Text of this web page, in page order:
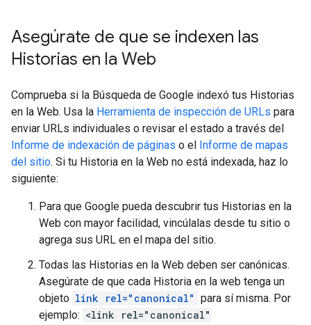
Asegúrate de que se indexen las
Historias en la Web
Comprueba si la Búsqueda de Google indexó tus Historias
en la Web. Usa la Herramienta de inspección de URLs para
enviar URLs individuales o revisar el estado a través del
Informe de indexación de páginas o el Informe de mapas
del sitio. Si tu Historia en la Web no está indexada, haz lo
siguiente:
Para que Google pueda descubrir tus Historias en la
Web con mayor facilidad, vincúlalas desde tu sitio o
agrega sus URL en el mapa del sitio.
Todas las Historias en la Web deben ser canónicas.
Asegúrate de que cada Historia en la web tenga un
objeto link rel="canonical" para sí misma. Por
ejemplo: <link rel="canonical"